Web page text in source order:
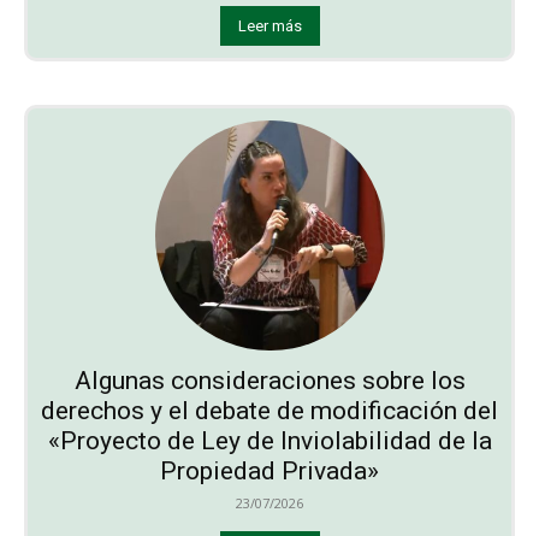
Leer más
Algunas consideraciones sobre los
derechos y el debate de modificación del
«Proyecto de Ley de Inviolabilidad de la
Propiedad Privada»
23/07/2026